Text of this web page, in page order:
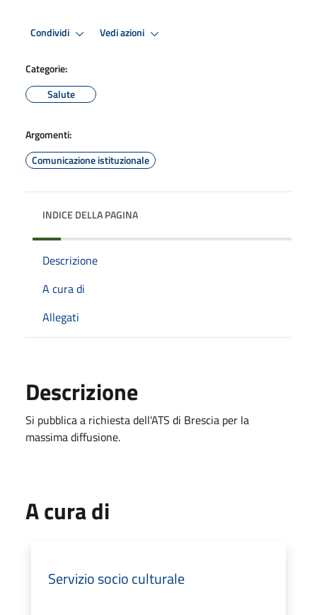
Condividi Vedi azioni
Categorie:
Salute
Argomenti:
Comunicazione istituzionale
INDICE DELLA PAGINA
Descrizione
A cura di
Allegati
Descrizione
Si pubblica a richiesta dell'ATS di Brescia per la
massima diffusione.
A cura di
Servizio socio culturale